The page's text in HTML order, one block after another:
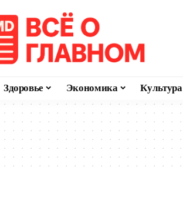
Здоровье Экономика Культура